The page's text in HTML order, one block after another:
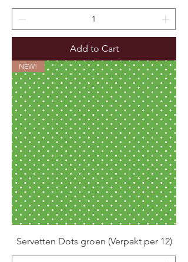
Add to Cart
NEW!
Servetten Dots groen (Verpakt per 12)